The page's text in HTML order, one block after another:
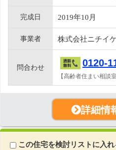
完成日 2019年10月
事業者 株式会社ニチイ
問合わせ 0120-
【高齢者住まい相談室
詳細情
この住宅を検討リストに入れ